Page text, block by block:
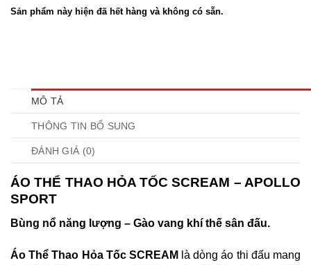
Sản phẩm này hiện đã hết hàng và không có sẵn.
MÔ TẢ
THÔNG TIN BỔ SUNG
ĐÁNH GIÁ (0)
ÁO THỂ THAO HỎA TỐC SCREAM – APOLLO
SPORT
Bùng nổ năng lượng – Gào vang khí thế sân đấu.
Áo Thể Thao Hỏa Tốc SCREAM là dòng áo thi đấu mang